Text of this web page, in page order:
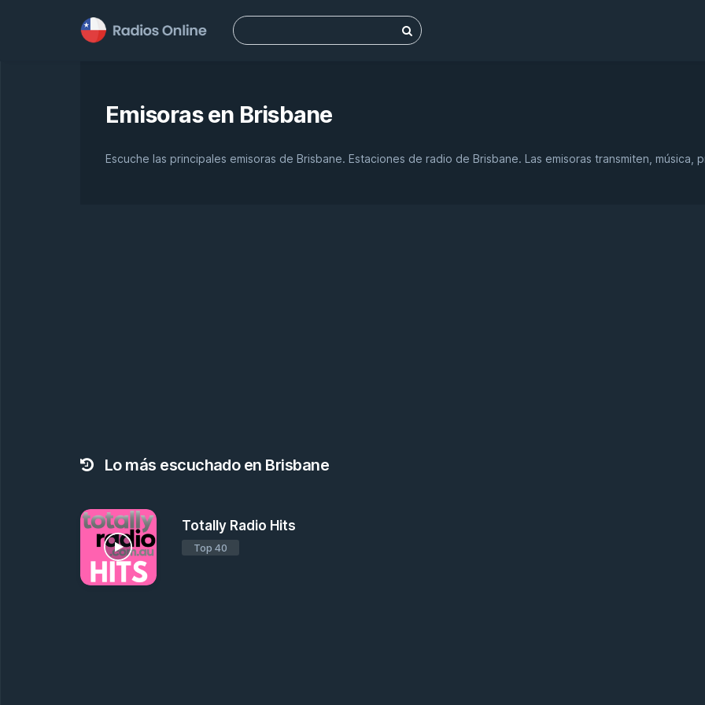
Buscar:
Emisoras en Brisbane
Escuche las principales emisoras de Brisbane. Estaciones de radio de Brisbane. Las emisoras transmiten, música,
Lo más escuchado en Brisbane
Totally Radio Hits
Top 40